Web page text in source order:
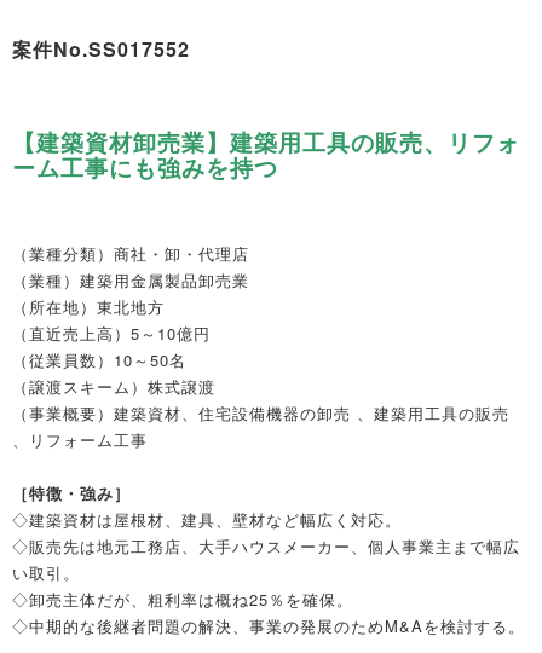
案件No.SS017552
【建築資材卸売業】建築用工具の販売、リフォ
ーム工事にも強みを持つ
（業種分類） 商社・卸・代理店
（業種） 建築用金属製品卸売業
（所在地） 東北地方
（直近売上高） 5～10億円
（従業員数） 10～50名
（譲渡スキーム） 株式譲渡
（事業概要） 建築資材、住宅設備機器の卸売 、建築用工具の販売
、リフォーム工事
［特徴・強み］
◇建築資材は屋根材、建具、壁材など幅広く対応。
◇販売先は地元工務店、大手ハウスメーカー、個人事業主まで幅広
い取引。
◇卸売主体だが、粗利率は概ね25％を確保。
◇中期的な後継者問題の解決、事業の発展のためM&Aを検討する。